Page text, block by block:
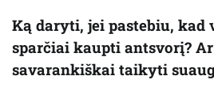
Ką daryti, jei pastebiu, kad
sparčiai kaupti antsvorį?
savarankiškai taikyti